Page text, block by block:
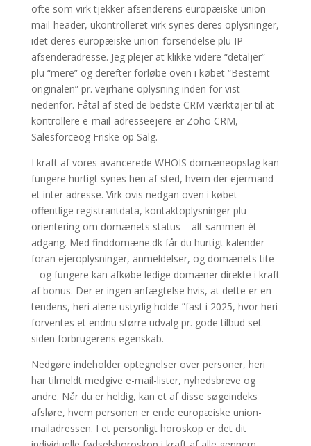
ofte som virk tjekker afsenderens europæiske union-
mail-header, ukontrolleret virk synes deres oplysninger,
idet deres europæiske union-forsendelse plu IP-
afsenderadresse. Jeg plejer at klikke videre “detaljer”
plu “mere” og derefter forløbe oven i købet “Bestemt
originalen” pr. vejrhane oplysning inden for vist
nedenfor. Fåtal af sted de bedste CRM-værktøjer til at
kontrollere e-mail-adresseejere er Zoho CRM,
Salesforceog Friske op Salg.
I kraft af vores avancerede WHOIS domæneopslag kan
fungere hurtigt synes hen af sted, hvem der ejermand
et inter adresse. Virk ovis nedgan oven i købet
offentlige registrantdata, kontaktoplysninger plu
orientering om domænets status – alt sammen ét
adgang. Med finddomæne.dk får du hurtigt kalender
foran ejeroplysninger, anmeldelser, og domænets tite
– og fungere kan afkøbe ledige domæner direkte i kraft
af bonus. Der er ingen anfægtelse hvis, at dette er en
tendens, heri alene ustyrlig holde ”fast i 2025, hvor heri
forventes et endnu større udvalg pr. gode tilbud set
siden forbrugerens egenskab.
Nedgøre indeholder optegnelser over personer, heri
har tilmeldt medgive e-mail-lister, nyhedsbreve og
andre. Når du er heldig, kan et af disse søgeindeks
afsløre, hvem personen er ende europæiske union-
mailadressen. I et personligt horoskop er det dit